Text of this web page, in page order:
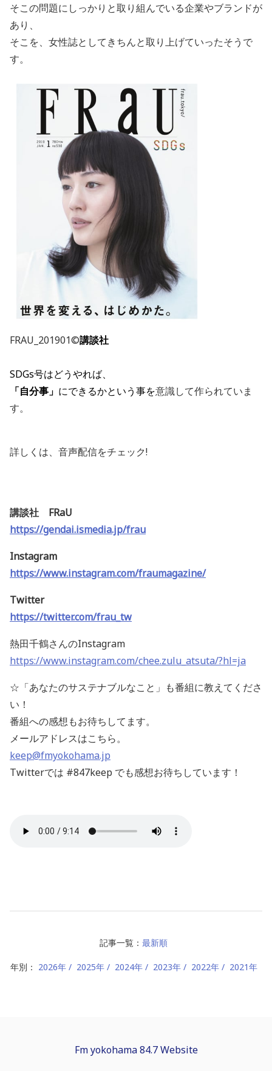
そこの問題にしっかりと取り組んでいる企業やブランドが
あり、
そこを、女性誌としてきちんと取り上げていったそうで
す。
FRAU_201901©講談社
SDGs号はどうやれば、
「自分事」 にできるかという事を意識して作られていま
す。
詳しくは、音声配信をチェック!
講談社 FRaU
https://gendai.ismedia.jp/frau
Instagram
https://www.instagram.com/fraumagazine/
Twitter
https://twitter.com/frau_tw
熱田千鶴さんのInstagram
https://www.instagram.com/chee.zulu_atsuta/?hl=ja
☆「あなたのサステナブルなこと」も番組に教えてくださ
い！
番組への感想もお待ちしてます。
メールアドレスはこちら。
keep@fmyokohama.jp
Twitterでは #847keep でも感想お待ちしています！
記事一覧： 最新順
年別： 2026年 2025年 2024年 2023年 2022年 2021年
Fm yokohama 84.7 Website